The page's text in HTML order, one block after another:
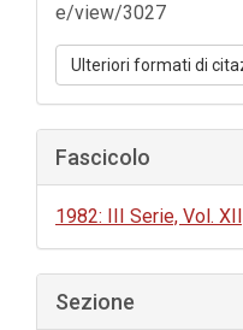
e/view/3027
Ulteriori formati di
Fascicolo
1982: III Serie, Vol.
Sezione